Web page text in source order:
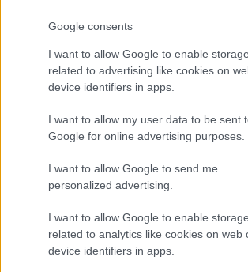
Google consents
I want to allow Google to enable storage
related to advertising like cookies on
device identifiers in apps.
I want to allow my user data to be sent
Google for online advertising purposes.
I want to allow Google to send me
personalized advertising.
I want to allow Google to enable storage
related to analytics like cookies on web
device identifiers in apps.